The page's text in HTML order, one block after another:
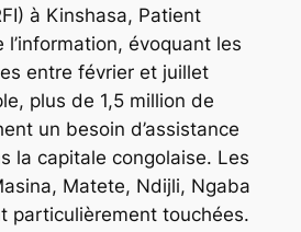
à Kinshasa, Patient
l’information, évoquant les
entre février et juillet
plus de 1,5 million de
un besoin d’assistance
la capitale congolaise. Les
Matete, Ndijli, Ngaba
particulièrement touchées.